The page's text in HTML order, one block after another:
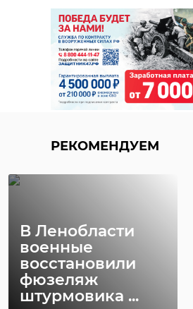
РЕКОМЕНДУЕМ
В Ленобласти
военные
восстановили
фюзеляж
штурмовика ...